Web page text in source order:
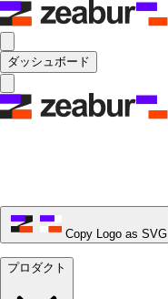
ダッシュボード
Copy Logo as SVG
プロダクト